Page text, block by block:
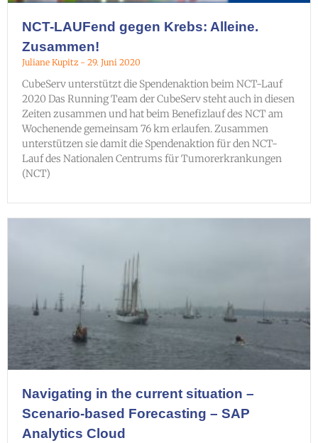
NCT-LAUFend gegen Krebs: Alleine.
Zusammen!
Juliane Kupitz 29. Juni 2020
CubeServ unterstützt die Spendenaktion beim NCT-Lauf
2020 Das Running Team der CubeServ steht auch in diesen
Zeiten zusammen und hat beim Benefizlauf des NCT am
Wochenende gemeinsam 76 km erlaufen. Zusammen
unterstützen sie damit die Spendenaktion für den NCT-
Lauf des Nationalen Centrums für Tumorerkrankungen
(NCT)
Navigating in the current situation –
Scenario-based Forecasting – SAP
Analytics Cloud